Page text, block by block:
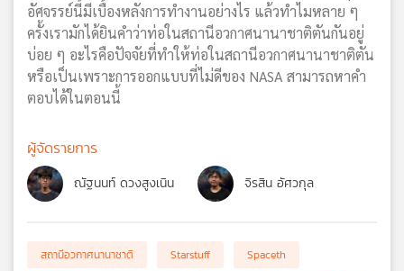
อัศจรรย์นี้มีเบื้องหลังการทำงานอย่างไร แล้วทำไมหลาย ๆ
ครั้งเรามักได้ยินคำว่าท่อในสถานีอวกาศนานาชาติตันกันอยู่
บ่อย ๆ อะไรคือปัจจัยที่ทำให้ท่อในสถานีอวกาศนานาชาติตัน
หรือเป็นเพราะการออกแบบที่ไม่ดีของ NASA สามารถหาคำ
ตอบได้ในตอนนี้
ผู้จัดรายการ
ณัฐนนท์ ดวงสูงเนิน จิรสิน อัศวกุล
สถานีอวกาศนานาชาติ Starstuff
Spaceth